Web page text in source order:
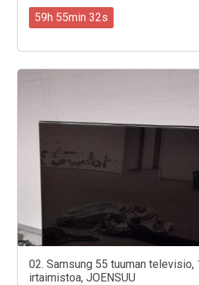
59h 55min 30s
02. Samsung 55 tuuman televisio,
irtaimistoa, JOENSUU